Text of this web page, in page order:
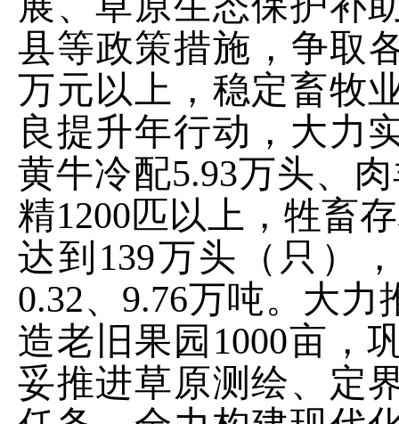
县等政策措施，争取
万元以上，稳定畜牧
良提升年行动，大力
黄牛冷配5.93万头、
精1200匹以上，牲畜
达到 139万头（只）
0.32、 9.76万吨。大力
造老旧果园 1000亩，
妥推进草原测绘、定